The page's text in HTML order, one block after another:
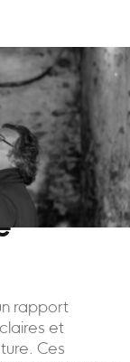
rapport
et
Ces